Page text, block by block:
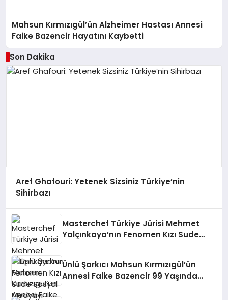
Mahsun Kırmızıgül’ün Alzheimer Hastası Annesi
Faike Bazencir Hayatını Kaybetti
Son Dakika
Aref Ghafouri: Yetenek Sizsiniz Türkiye’nin
Sihirbazı
Masterchef Türkiye Jürisi Mehmet
Yalçınkaya’nın Fenomen Kızı Sude
Ünlü Şarkıcı Mahsun Kırmızıgül’ün
Annesi Faike Bazencir 99 Yaşında